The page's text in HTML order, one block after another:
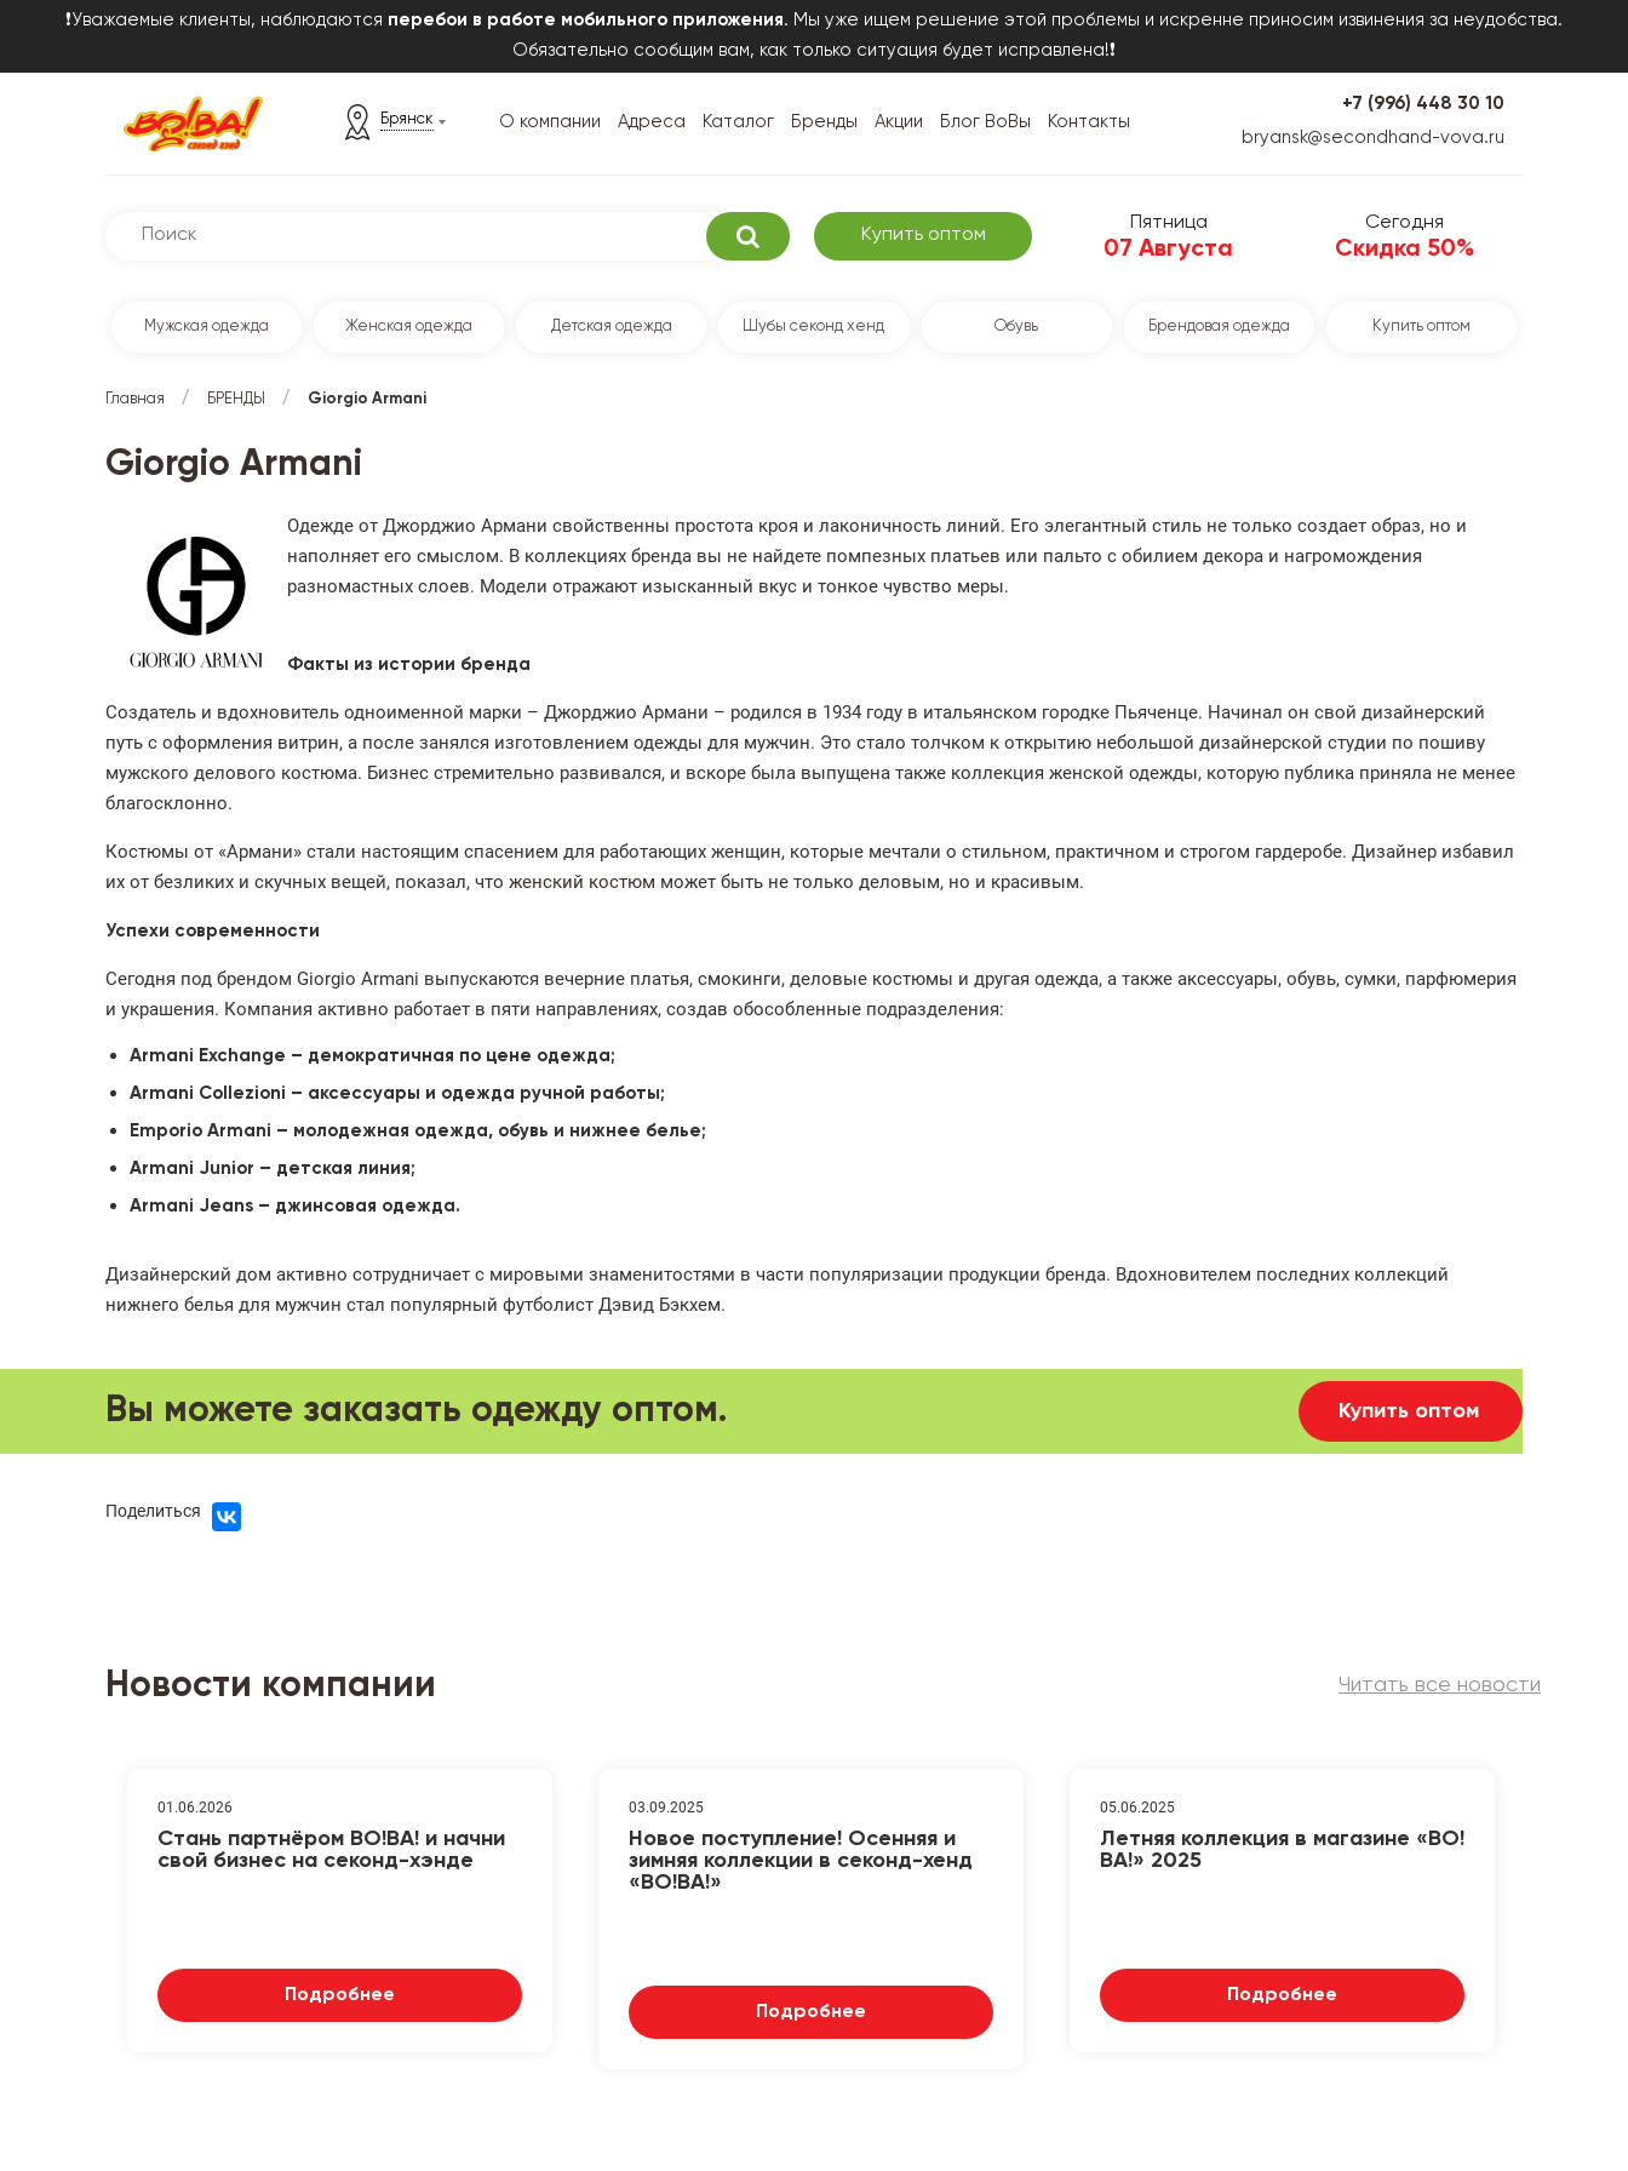
❗Уважаемые клиенты, наблюдаются перебои в работе мобильного приложения. Мы уже ищем решение этой проблемы и искренне приносим извинения за неудобства.
Обязательно сообщим вам, как только ситуация будет исправлена!❗
Брянск О компании Адреса Каталог Бренды Акции Блог ВоВы Контакты
+7 (996) 448 30 10
bryansk@secondhand-vova.ru
Купить оптом
Пятница
07 Августа
Сегодня
Скидка 50%
Мужская одежда Женская одежда Детская одежда Шубы секонд хенд Обувь Брендовая одежда Купить оптом
Главная / БРЕНДЫ / Giorgio Armani
Giorgio Armani
Одежде от Джорджио Армани свойственны простота кроя и лаконичность линий. Его элегантный стиль не только создает образ, но и
наполняет его смыслом. В коллекциях бренда вы не найдете помпезных платьев или пальто с обилием декора и нагромождения
разномастных слоев. Модели отражают изысканный вкус и тонкое чувство меры.
Факты из истории бренда
Создатель и вдохновитель одноименной марки – Джорджио Армани – родился в 1934 году в итальянском городке Пьяченце. Начинал он свой дизайнерский
путь с оформления витрин, а после занялся изготовлением одежды для мужчин. Это стало толчком к открытию небольшой дизайнерской студии по пошиву
мужского делового костюма. Бизнес стремительно развивался, и вскоре была выпущена также коллекция женской одежды, которую публика приняла не менее
благосклонно.
Костюмы от «Армани» стали настоящим спасением для работающих женщин, которые мечтали о стильном, практичном и строгом гардеробе. Дизайнер избавил
их от безликих и скучных вещей, показал, что женский костюм может быть не только деловым, но и красивым.
Успехи современности
Сегодня под брендом Giorgio Armani выпускаются вечерние платья, смокинги, деловые костюмы и другая одежда, а также аксессуары, обувь, сумки, парфюмерия
и украшения. Компания активно работает в пяти направлениях, создав обособленные подразделения:
Armani Exchange – демократичная по цене одежда;
Armani Collezioni – аксессуары и одежда ручной работы;
Emporio Armani – молодежная одежда, обувь и нижнее белье;
Armani Junior – детская линия;
Armani Jeans – джинсовая одежда.
Дизайнерский дом активно сотрудничает с мировыми знаменитостями в части популяризации продукции бренда. Вдохновителем последних коллекций
нижнего белья для мужчин стал популярный футболист Дэвид Бэкхем.
Вы можете заказать одежду оптом. Купить оптом
Поделиться
Новости компании Читать все новости
01.06.2026
Стань партнёром ВО!ВА! и начни
свой бизнес на секонд-хэнде
Подробнее
03.09.2025
Новое поступление! Осенняя и
зимняя коллекции в секонд-хенд
«ВО!ВА!»
Подробнее
05.06.2025
Летняя коллекция в магазине «ВО!
ВА!» 2025
Подробнее